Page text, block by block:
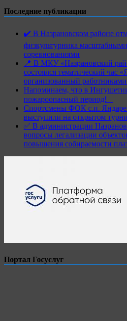
Последние публикации
✔️ В Назрановском районе
физкультурника
соревнованиями
📍 В МКУ «Назрановский
состоялся тематический час
организованный
Напоминаем, что в
пожароопасный период!⁣⁣⠀
Спортсмены ФОК с.п.
выступили на открытом
✅ В администрации
вопросы легализации
повышения собираемости
Портал Госуслуг